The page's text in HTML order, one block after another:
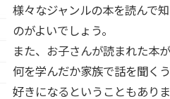
様々なジャンルの本を読んで
のがよいでしょう。
また、お子さんが読まれた本
何を学んだか家族で話を聞く
好きになるということもありま